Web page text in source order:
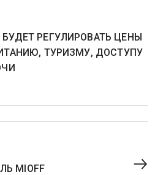
РЕГУЛИРОВАТЬ ЦЕНЫ
ТУРИЗМУ, ДОСТУПУ
MIOFF